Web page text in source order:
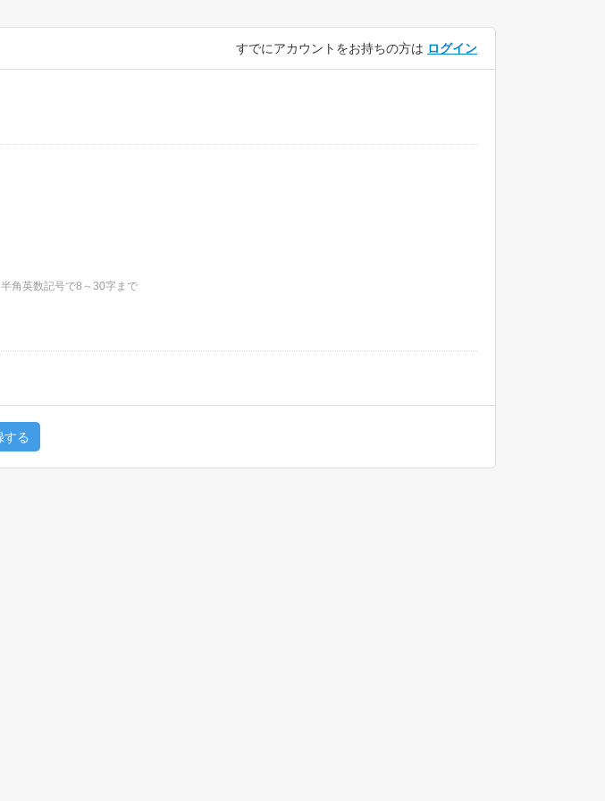
すでにアカウントをお持ちの方は ログイン
半角英数記号で8～30字まで